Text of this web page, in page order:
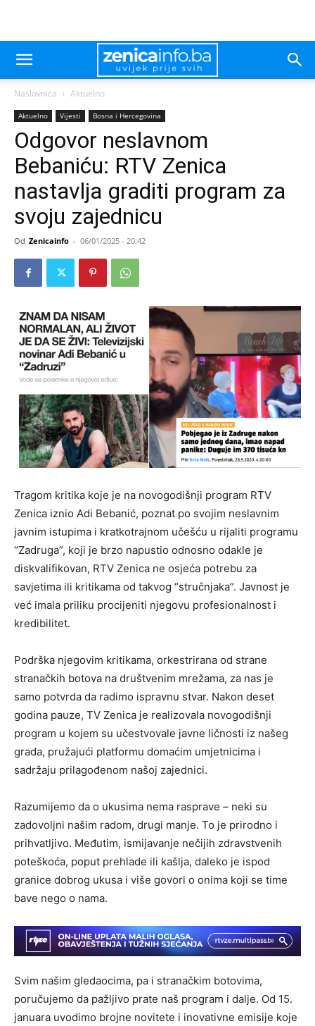
Naslovnica Aktuelno
Aktuelno Vijesti Bosna i Hercegovina
Odgovor neslavnom
Bebaniću: RTV Zenica
nastavlja graditi program za
svoju zajednicu
Od Zenicainfo - 06/01/2025 - 20:42
Tragom kritika koje je na novogodišnji program RTV
Zenica iznio Adi Bebanić, poznat po svojim neslavnim
javnim istupima i kratkotrajnom učešću u rijaliti programu
“Zadruga”, koji je brzo napustio odnosno odakle je
diskvalifikovan, RTV Zenica ne osjeća potrebu za
savjetima ili kritikama od takvog “stručnjaka”. Javnost je
već imala priliku procijeniti njegovu profesionalnost i
kredibilitet.
Podrška njegovim kritikama, orkestrirana od strane
stranačkih botova na društvenim mrežama, za nas je
samo potvrda da radimo ispravnu stvar. Nakon deset
godina pauze, TV Zenica je realizovala novogodišnji
program u kojem su učestvovale javne ličnosti iz našeg
grada, pružajući platformu domaćim umjetnicima i
sadržaju prilagođenom našoj zajednici.
Razumijemo da o ukusima nema rasprave – neki su
zadovoljni našim radom, drugi manje. To je prirodno i
prihvatljivo. Međutim, ismijavanje nečijih zdravstvenih
poteškoća, poput prehlade ili kašlja, daleko je ispod
granice dobrog ukusa i više govori o onima koji se time
bave nego o nama.
Svim našim gledaocima, pa i stranačkim botovima,
poručujemo da pažljivo prate naš program i dalje. Od 15.
januara uvodimo brojne novitete i inovativne emisije koje